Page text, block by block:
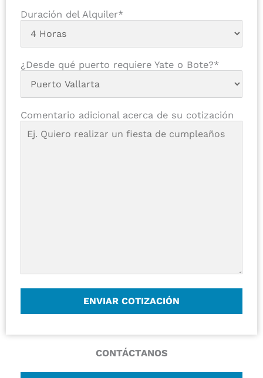
Duración del Alquiler*
¿Desde qué puerto requiere Yate o Bote?*
Comentario adicional acerca de su cotización
CONTÁCTANOS